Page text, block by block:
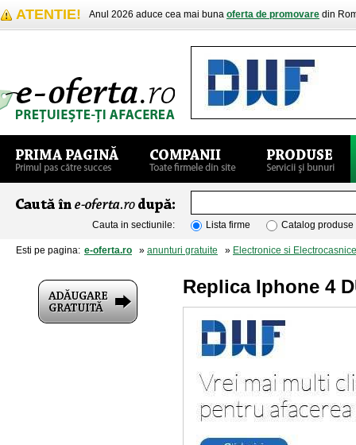
ATENTIE! Anul 2026 aduce cea mai buna oferta de promovare din
Cauta in sectiunile: Lista firme Catalog produse
Esti pe pagina: e-oferta.ro » anunturi gratuite » Electronice si Electrocasnice
Replica Iphone 4